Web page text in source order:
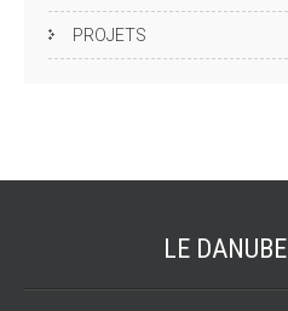
PROJETS
LE DANUBE